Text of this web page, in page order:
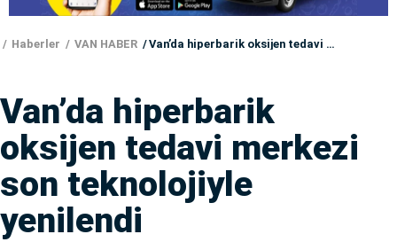
Haberler VAN HABER Van’da hiperbarik oksijen tedavi merkezi son teknolojiyle yenilendi
Van’da hiperbarik
oksijen tedavi merkezi
son teknolojiyle
yenilendi